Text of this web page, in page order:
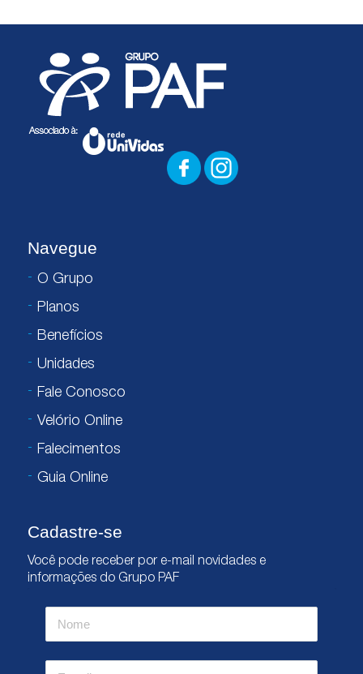
Navegue
O Grupo
Planos
Benefícios
Unidades
Fale Conosco
Velório Online
Falecimentos
Guia Online
Cadastre-se
Você pode receber por e-mail novidades e
informações do Grupo PAF